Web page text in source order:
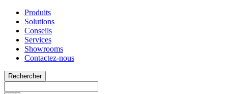
Produits
Solutions
Conseils
Services
Showrooms
Contactez-nous
Rechercher